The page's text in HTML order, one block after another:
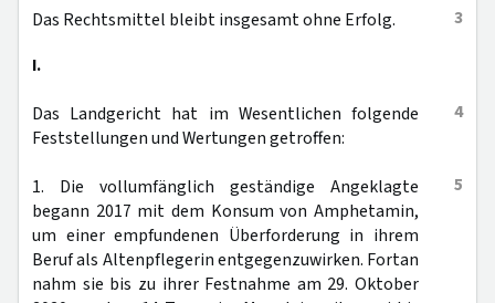
3
Das Rechtsmittel bleibt insgesamt ohne Erfolg.
I.
4
Das Landgericht hat im Wesentlichen folgende
Feststellungen und Wertungen getroffen:
5
1. Die vollumfänglich geständige Angeklagte
begann 2017 mit dem Konsum von Amphetamin,
um einer empfundenen Überforderung in ihrem
Beruf als Altenpflegerin entgegenzuwirken. Fortan
nahm sie bis zu ihrer Festnahme am 29. Oktober